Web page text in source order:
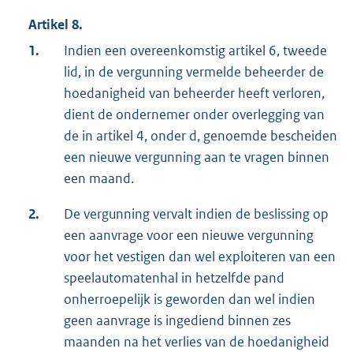
Artikel 8.
1.
Indien een overeenkomstig artikel 6, tweede
lid, in de vergunning vermelde beheerder de
hoedanigheid van beheerder heeft verloren,
dient de ondernemer onder overlegging van
de in artikel 4, onder d, genoemde bescheiden
een nieuwe vergunning aan te vragen binnen
een maand.
2.
De vergunning vervalt indien de beslissing op
een aanvrage voor een nieuwe vergunning
voor het vestigen dan wel exploiteren van een
speelautomatenhal in hetzelfde pand
onherroepelijk is geworden dan wel indien
geen aanvrage is ingediend binnen zes
maanden na het verlies van de hoedanigheid